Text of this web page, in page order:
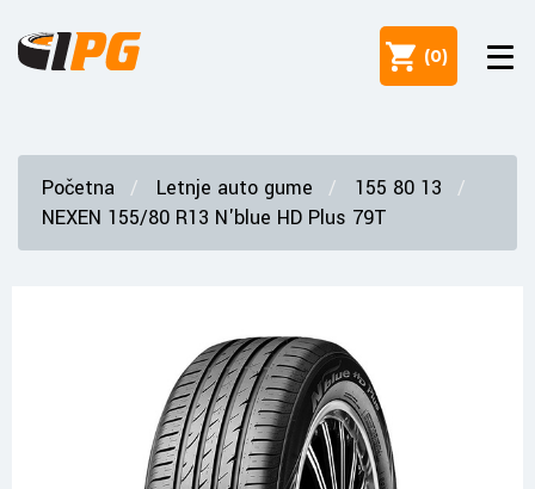
(0)
Početna Letnje auto gume
155 80 13
NEXEN 155/80 R13 N'blue HD Plus 79T